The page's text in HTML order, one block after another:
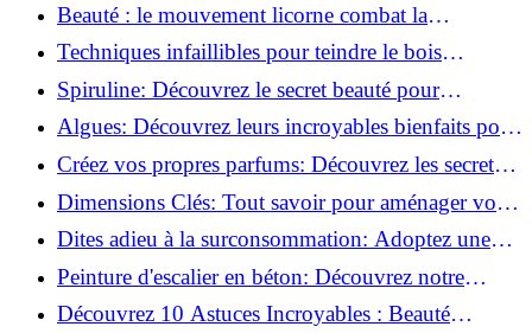
Beauté : le mouvement licorne combat la
surconsommation !
Techniques infaillibles pour teindre le bois
naturellement: Découvrez comment!
Spiruline: Découvrez le secret beauté pour
revitaliser les peaux fatiguées!
Algues: Découvrez leurs incroyables bienfaits pour
la santé et la beauté!
Créez vos propres parfums: Découvrez les secrets
de la fabrication artisanale!
Dimensions Clés: Tout savoir pour aménager votre
salle de bains!
Dites adieu à la surconsommation: Adoptez une
vie plus simple!
Peinture d'escalier en béton: Découvrez notre
tutoriel facile et rapide!
Découvrez 10 Astuces Incroyables : Beauté